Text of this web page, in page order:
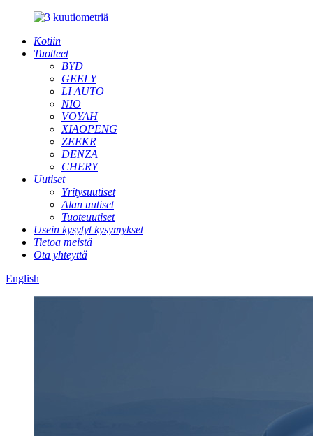
Kotiin
Tuotteet
BYD
GEELY
LI AUTO
NIO
VOYAH
XIAOPENG
ZEEKR
DENZA
CHERY
Uutiset
Yritysuutiset
Alan uutiset
Tuoteuutiset
Usein kysytyt kysymykset
Tietoa meistä
Ota yhteyttä
English